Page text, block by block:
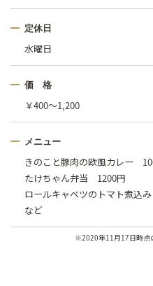
定休日
水曜日
価 格
￥400〜1,200
メニュー
きのこと豚肉の欧風カレー
たけちゃん弁当 1200円
ロールキャベツのトマト煮込
など
※2020年11月17日時点